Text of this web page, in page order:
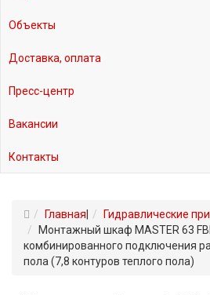
Объекты
Доставка, оплата
Пресс-центр
Вакансии
Контакты
Главная Гидравлические
Монтажный шкаф MASTER 63
комбинированного подключения
пола (7,8 контуров теплого пола)